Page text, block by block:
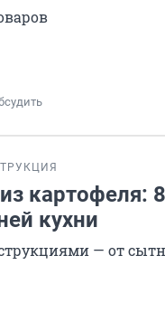
картофеля:
кухни
— от